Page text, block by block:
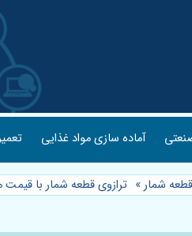
آماده سازی مواد غذایی
شمار» ترازوی قطعه شمار با